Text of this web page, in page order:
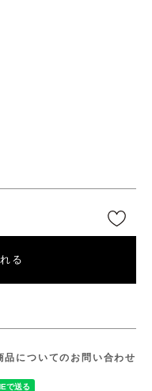
る
品についてのお問い合わせ